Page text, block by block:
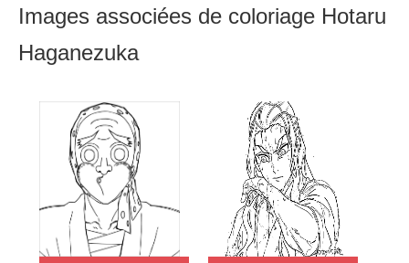
Images associées de coloriage Hotaru
Haganezuka